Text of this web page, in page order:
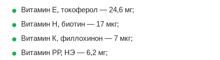
Витамин Е, токоферол — 24,6 мг;
Витамин Н, биотин — 17 мкг;
Витамин К, филлохинон — 7 мкг;
Витамин РР, НЭ — 6,2 мг;